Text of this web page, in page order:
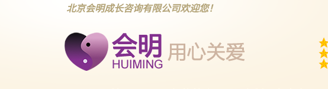
北京会明成长咨询有限公司欢迎您！